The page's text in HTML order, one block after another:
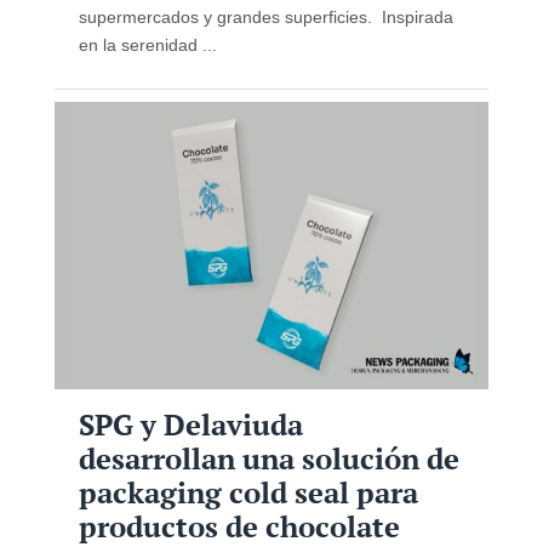
supermercados y grandes superficies. Inspirada
en la serenidad ...
SPG y Delaviuda
desarrollan una solución de
packaging cold seal para
productos de chocolate